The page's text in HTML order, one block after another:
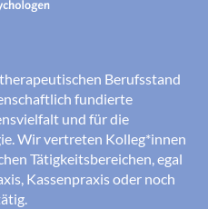
Berufsstand
fundierte
und für die
Wir vertreten Kolleg*innen
Tätigkeitsbereichen, egal
Kassenpraxis oder noch